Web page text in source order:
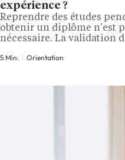
expérience ?
Reprendre des études
obtenir un diplôme n'est
nécessaire. La validation
l'État en faisant valoir ce
5 Min. Orientation